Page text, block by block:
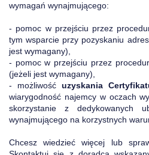
wymagań wynajmującego:
- pomoc w przejściu przez
tym wsparcie przy pozyskaniu
jest wymagany),
- pomoc w przejściu przez
(jeżeli jest wymagany),
- możliwość uzyskania
wiarygodność najemcy w oczach
skorzystanie z dedykowanych
wynajmującego na korzystnych
Chcesz wiedzieć więcej lub